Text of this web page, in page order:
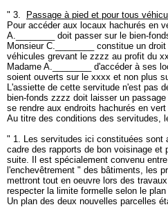
" 3.
Passage à pied et pour tous
Pour accéder aux locaux hachurés en
A.________ doit passer sur le bien-
Monsieur C.________ constitue un
véhicules grevant le zzzz au profit du
Madame A.________ d'accéder à ses
soient ouverts sur le xxxx et non plus
L'assiette de cette servitude n'est pas
bien-fonds zzzz doit laisser un
se rendre aux endroits hachurés en
Au titre des conditions des servitudes,
" 1. Les servitudes ici constituées sont
cadre des rapports de bon voisinage et
suite. Il est spécialement convenu
l'enchevêtrement " des bâtiments, les
mettront tout en oeuvre lors des
respecter la limite formelle selon le
Un plan des deux nouvelles parcelles